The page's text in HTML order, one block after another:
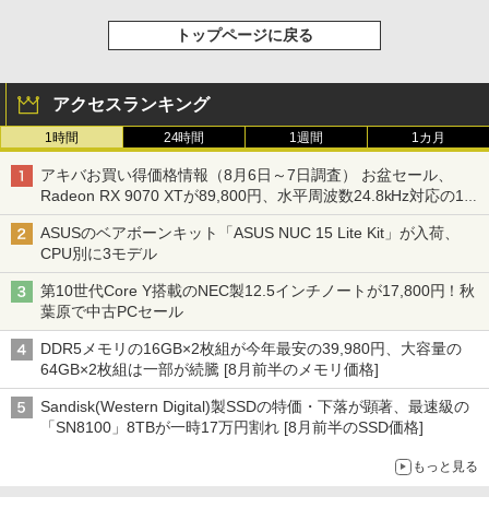
トップページに戻る
アクセスランキング
1時間 24時間 1週間 1カ月
アキバお買い得価格情報（8月6日～7日調査） お盆セール、
Radeon RX 9070 XTが89,800円、水平周波数24.8kHz対応の17
型モニターが9,801円、暑さ指数連動セール ほか
ASUSのベアボーンキット「ASUS NUC 15 Lite Kit」が入荷、
CPU別に3モデル
第10世代Core Y搭載のNEC製12.5インチノートが17,800円！秋
葉原で中古PCセール
DDR5メモリの16GB×2枚組が今年最安の39,980円、大容量の
64GB×2枚組は一部が続騰 [8月前半のメモリ価格]
Sandisk(Western Digital)製SSDの特価・下落が顕著、最速級の
「SN8100」8TBが一時17万円割れ [8月前半のSSD価格]
もっと見る